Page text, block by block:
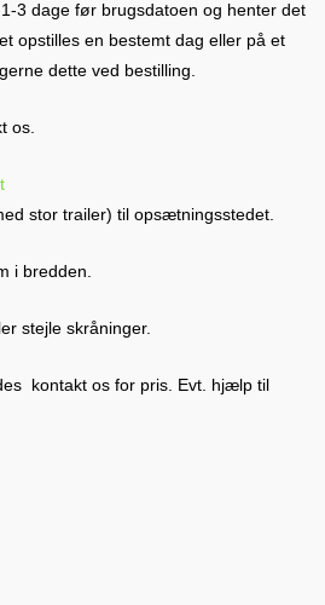
3 dage før brugsdatoen og henter det
opstilles en bestemt dag eller på et
dette ved bestilling.
os.
stor trailer) til opsætningsstedet.
i bredden.
stejle skråninger.
kontakt os for pris. Evt. hjælp til